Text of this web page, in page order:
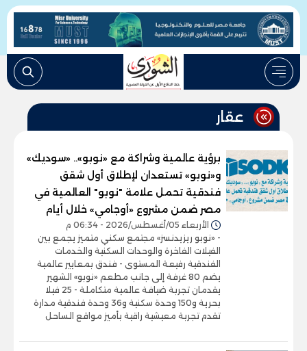
عقار
برؤية عالمية وشراكة مع «نوبو».. «سوديك»
و«نوبو» تستعدان لإطلاق أول شقق
فندقية تحمل علامة "نوبو" العالمية في
مصر ضمن مشروع «أوجامي» خلال أيام
الأربعاء 05/أغسطس/2026 - 06:34 م
- «نوبو ريزيدنسز» مجتمع سكني متميز يجمع بين
الفيلات الفاخرة والوحدات السكنية والخدمات
الفندقية رفيعة المستوى - فندق بمعايير عالمية
يضم 80 غرفة إلى جانب مطعم «نوبو» الشهير
يقدمان تجربة ضيافة عالمية متكاملة - 25 فيلا
بحرية و150 وحدة سكنية و36 وحدة فندقية مدارة
تقدم تجربة معيشية راقية بأميز مواقع الساحل